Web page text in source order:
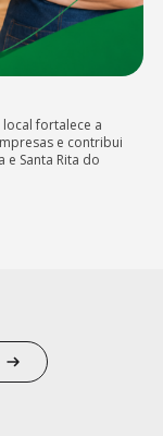
fortalece a
e contribui
Santa Rita do